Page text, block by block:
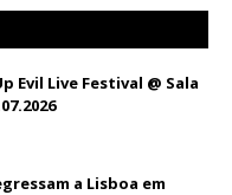
Evil Live Festival @ Sala
a Lisboa em